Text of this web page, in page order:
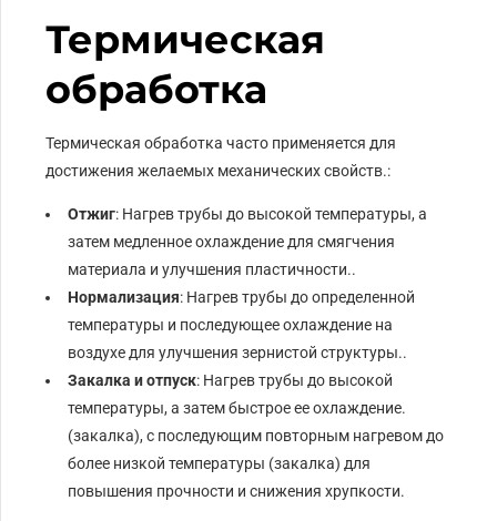
Термическая
обработка
Термическая обработка часто применяется для
достижения желаемых механических свойств.:
Отжиг: Нагрев трубы до высокой температуры, а
затем медленное охлаждение для смягчения
материала и улучшения пластичности..
Нормализация: Нагрев трубы до определенной
температуры и последующее охлаждение на
воздухе для улучшения зернистой структуры..
Закалка и отпуск: Нагрев трубы до высокой
температуры, а затем быстрое ее охлаждение.
(закалка), с последующим повторным нагревом до
более низкой температуры (закалка) для
повышения прочности и снижения хрупкости.